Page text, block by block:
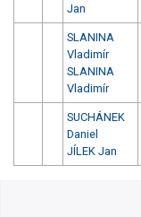
Jan
SLANINA
Vladimír
SLANINA
Vladimír
SUCHÁNEK
Daniel
JÍLEK Jan